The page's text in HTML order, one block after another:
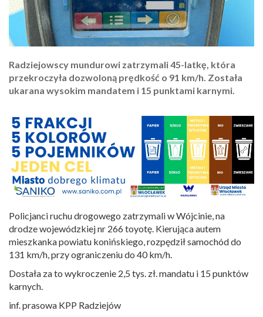
Radziejowscy mundurowi zatrzymali 45-latkę, która
przekroczyła dozwoloną prędkość o 91 km/h. Została
ukarana wysokim mandatem i 15 punktami karnymi.
Policjanci ruchu drogowego zatrzymali w Wójcinie, na
drodze wojewódzkiej nr 266 toyotę. Kierująca autem
mieszkanka powiatu konińskiego, rozpędził samochód do
131 km/h, przy ograniczeniu do 40 km/h.
Dostała za to wykroczenie 2,5 tys. zł. mandatu i 15 punktów
karnych.
inf. prasowa KPP Radziejów